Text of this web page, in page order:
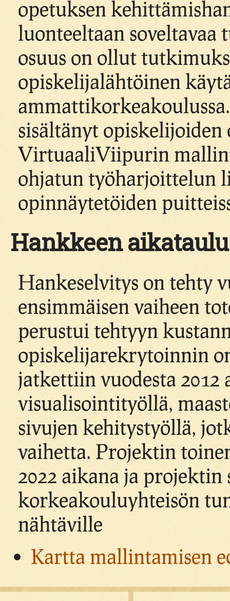
opetuksen
luonteeltaan
osuus on ollut
opiskelijalähtöinen
sisältänyt
VirtuaaliViipurin
ohjatun työharjoittelun
opinnäytetöiden
Hankkeen aikataulu
Hankeselvitys on tehty
ensimmäisen vaiheen
perustui tehtyyn
opiskelijarekrytoinnin
jatkettiin vuodesta 2012
visualisointityöllä,
sivujen kehitystyöllä,
vaihetta. Projektin
2022 aikana ja projektin
korkeakouluyhteisön
nähtäville
Kartta mallintamisen